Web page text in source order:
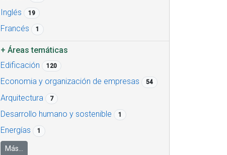
Inglés 19
Francés 1
+Áreas temáticas
Edificación
120
Economia y organización de empresas 54
Arquitectura 7
Desarrollo humano y sostenible 1
Energías 1
Más...